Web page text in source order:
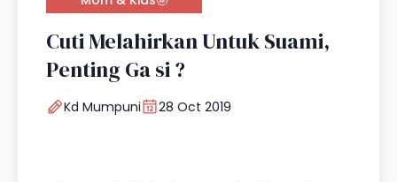
Cuti Melahirkan Untuk Suami,
Penting Ga si ?
Kd Mumpuni 28 Oct 2019